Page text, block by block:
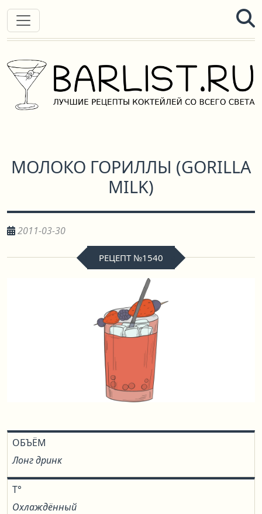
МОЛОКО ГОРИЛЛЫ (GORILLA
MILK)
2011-03-30
РЕЦЕПТ №1540
ОБЪЁМ
Лонг дринк
T°
Охлаждённый